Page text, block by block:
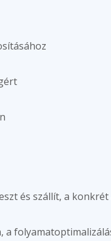
és szállít, a